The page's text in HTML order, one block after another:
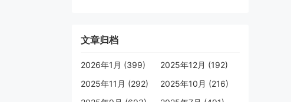
文章归档
2026年1月 (399)
2025年12月 (192)
2025年11月 (292)
2025年10月 (216)